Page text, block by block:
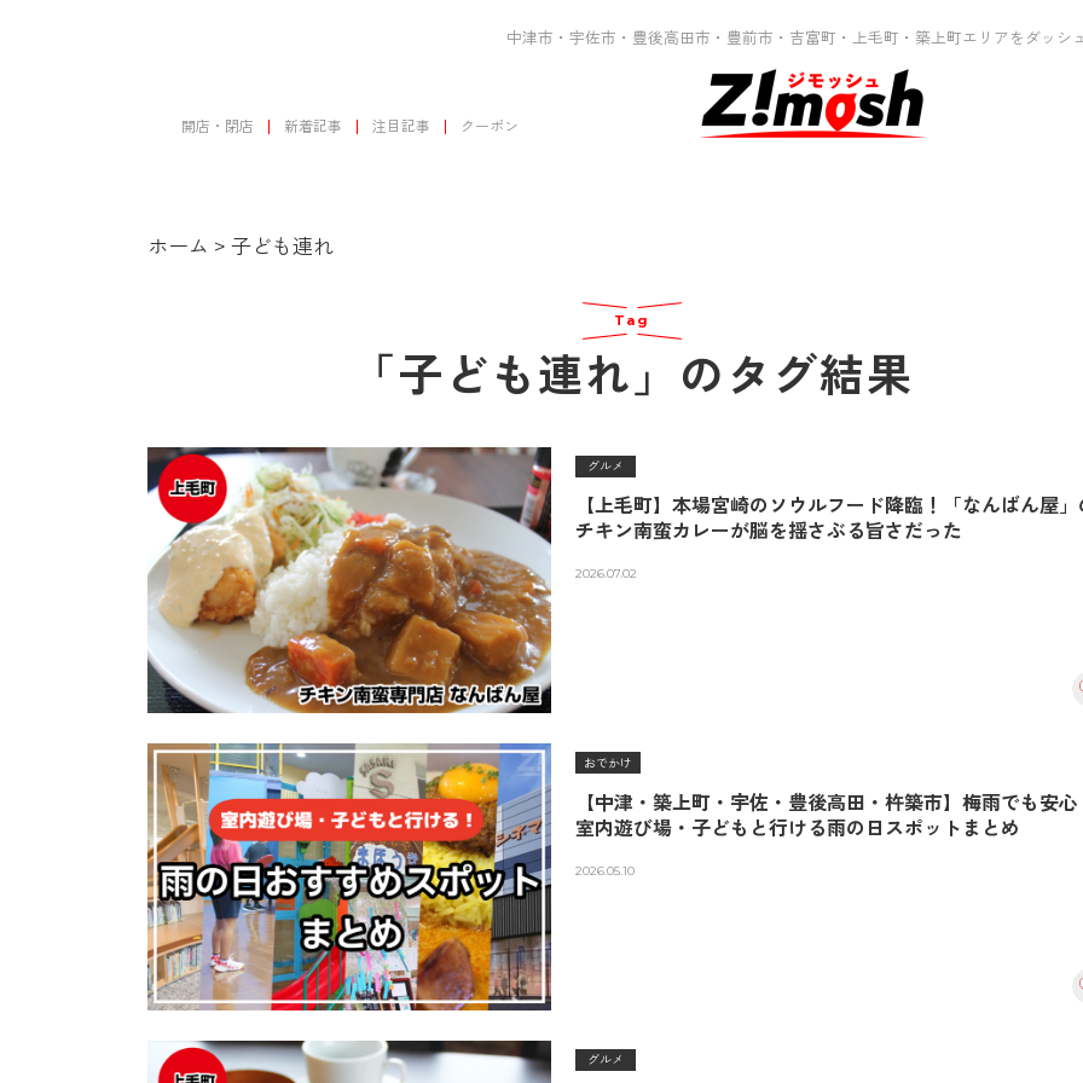
中津市・宇佐市・豊後高田市・豊前市・吉富町・上毛町・築上町エリアをダッシ
開店・閉店 新着記事 注目記事 クーポン
ホーム > 子ども連れ
Tag
「子ども連れ」のタグ結果
グルメ
【上毛町】本場宮崎のソウルフード降臨！「なんばん屋」
チキン南蛮カレーが脳を揺さぶる旨さだった
2026.07.02
おでかけ
【中津・築上町・宇佐・豊後高田・杵築市】梅雨でも安心
室内遊び場・子どもと行ける雨の日スポットまとめ
2026.05.10
グルメ